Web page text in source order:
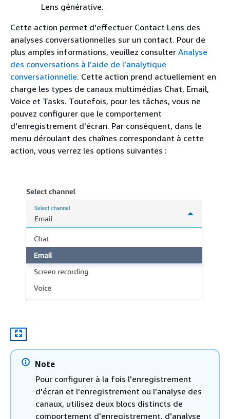
Lens générative.
Cette action permet d'effectuer Contact Lens des
analyses conversationnelles sur un contact. Pour de
plus amples informations, veuillez consulter Analyse
des conversations à l’aide de l’analytique
conversationnelle. Cette action prend actuellement en
charge les types de canaux multimédias Chat, Email,
Voice et Tasks. Toutefois, pour les tâches, vous ne
pouvez configurer que le comportement
d'enregistrement d'écran. Par conséquent, dans le
menu déroulant des chaînes correspondant à cette
action, vous verrez les options suivantes :
Note
Pour configurer à la fois l'enregistrement
d'écran et l'enregistrement ou l'analyse des
canaux, utilisez deux blocs distincts de
comportement d'enregistrement, d'analyse